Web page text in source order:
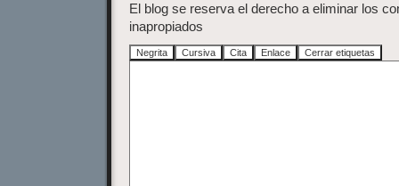
El blog se reserva el derecho a eliminar los
inapropiados